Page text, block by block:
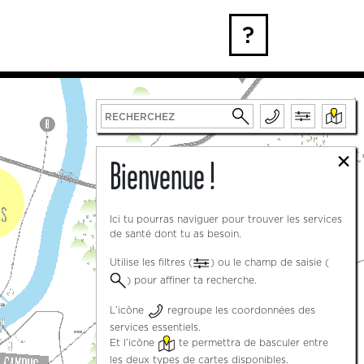
?
×
Bienvenue !
Ici tu pourras naviguer pour trouver les services
de santé dont tu as besoin.
Utilise les filtres (
) ou le champ de saisie (
) pour affiner ta recherche.
L’icône
regroupe les coordonnées des
services essentiels.
Et l’icône
te permettra de basculer entre
les deux types de cartes disponibles.